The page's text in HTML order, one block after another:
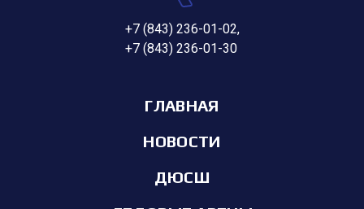
+7 (843) 236-01-02,
+7 (843) 236-01-30
ГЛАВНАЯ
НОВОСТИ
ДЮСШ